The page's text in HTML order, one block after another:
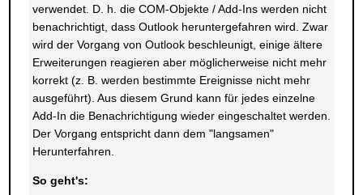
verwendet. D. h. die COM-Objekte / Add-Ins werden nicht
benachrichtigt, dass Outlook heruntergefahren wird. Zwar
wird der Vorgang von Outlook beschleunigt, einige ältere
Erweiterungen reagieren aber möglicherweise nicht mehr
korrekt (z. B. werden bestimmte Ereignisse nicht mehr
ausgeführt). Aus diesem Grund kann für jedes einzelne
Add-In die Benachrichtigung wieder eingeschaltet werden.
Der Vorgang entspricht dann dem "langsamen"
Herunterfahren.
So geht's: